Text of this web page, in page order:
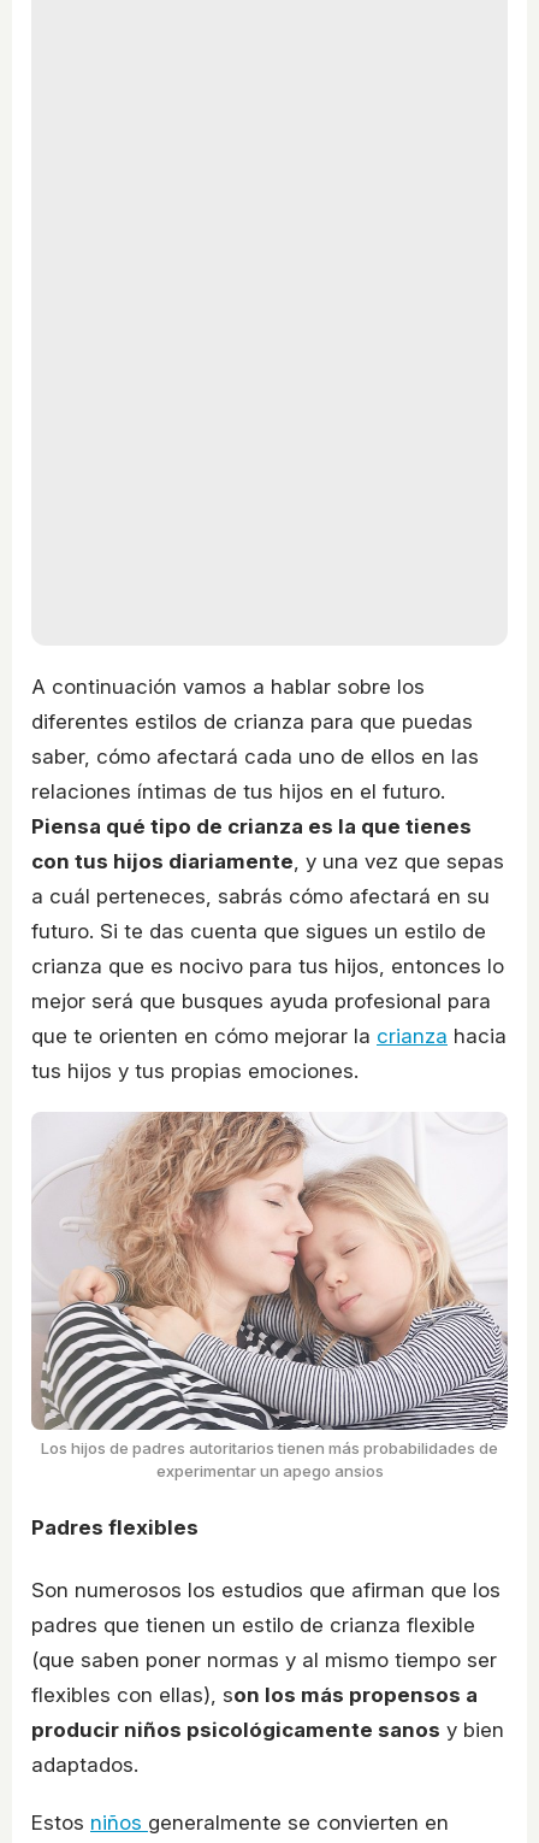
A continuación vamos a hablar sobre los
diferentes estilos de crianza para que puedas
saber, cómo afectará cada uno de ellos en las
relaciones íntimas de tus hijos en el futuro.
Piensa qué tipo de crianza es la que tienes
con tus hijos diariamente, y una vez que sepas
a cuál perteneces, sabrás cómo afectará en su
futuro. Si te das cuenta que sigues un estilo de
crianza que es nocivo para tus hijos, entonces lo
mejor será que busques ayuda profesional para
que te orienten en cómo mejorar la crianza hacia
tus hijos y tus propias emociones.
Los hijos de padres autoritarios tienen más probabilidades de
experimentar un apego ansios
Padres flexibles
Son numerosos los estudios que afirman que los
padres que tienen un estilo de crianza flexible
(que saben poner normas y al mismo tiempo ser
flexibles con ellas), son los más propensos a
producir niños psicológicamente sanos y bien
adaptados.
Estos niños generalmente se convierten en